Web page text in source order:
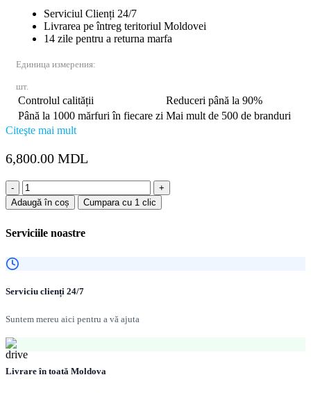
Serviciul Clienți 24/7
Livrarea pe întreg teritoriul Moldovei
14 zile pentru a returna marfa
Единица измерения:
шт.
Controlul calității
Reduceri până la 90%
Până la 1000 mărfuri în fiecare zi Mai mult de 500 de branduri
Citeşte mai mult
6,800.00 MDL
Cantitate
Chiuvetă
de
Melana
D5343HG
(grosimea
-
Adaugă în coș Cumpara cu 1 clic
Serviciile noastre
Serviciu clienți 24/7
Suntem mereu aici pentru a vă ajuta
Livrare în toată Moldova